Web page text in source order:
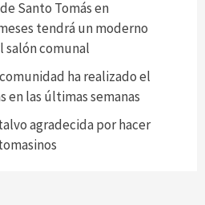
Santo Tomás en
tendrá un moderno
salón comunal
ha realizado el
en las últimas semanas
agradecida por hacer